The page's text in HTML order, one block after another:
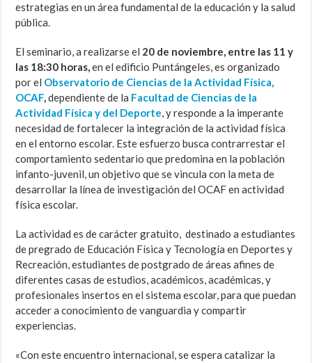
estrategias en un área fundamental de la educación y la salud
pública.
El seminario, a realizarse el 20 de noviembre, entre las 11 y
las 18:30 horas,en el edificio Puntángeles, es organizado
por el Observatorio de Ciencias de la Actividad Física,
OCAF,dependiente de la Facultad de Ciencias de la
Actividad Física y del Deporte, y responde a la imperante
necesidad de fortalecer la integración de la actividad física
en el entorno escolar. Este esfuerzo busca contrarrestar el
comportamiento sedentario que predomina en la población
infanto-juvenil, un objetivo que se vincula con la meta de
desarrollar la línea de investigación del OCAF en actividad
física escolar.
La actividad es de carácter gratuito, destinado a estudiantes
de pregrado de Educación Física y Tecnología en Deportes y
Recreación, estudiantes de postgrado de áreas afines de
diferentes casas de estudios, académicos, académicas, y
profesionales insertos en el sistema escolar, para que puedan
acceder a conocimiento de vanguardia y compartir
experiencias.
«Con este encuentro internacional, se espera catalizar la